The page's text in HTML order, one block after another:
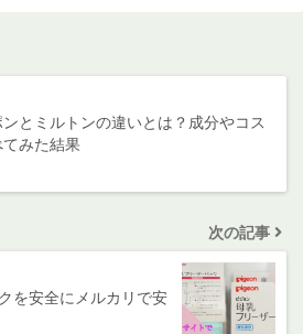
ンとミルトンの違いとは？成分やコス
みた結果
次の記事
を安全にメルカリで安